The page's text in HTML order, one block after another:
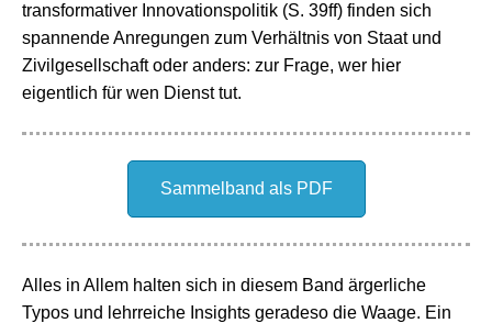
transformativer Innovationspolitik (S. 39ff) finden sich
spannende Anregungen zum Verhältnis von Staat und
Zivilgesellschaft oder anders: zur Frage, wer hier
eigentlich für wen Dienst tut.
Sammelband als PDF
Alles in Allem halten sich in diesem Band ärgerliche
Typos und lehrreiche Insights geradeso die Waage. Ein